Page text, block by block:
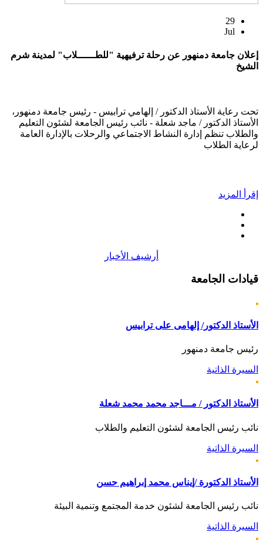
29
Jul
إعلان جامعة دمنهور عن رحلة ترفيهية "للطــــــلاب" لمدينة شرم
الشيخ
تحت رعاية الأستاذ الدكتور / إلهامي ترابيس - رئيس جامعة دمنهور،
الأستاذ الدكتور / ماجد شعلة - نائب رئيس الجامعة لشئون التعليم
والطلاب تنظم إدارة النشاط الاجتماعي والرحلات بالإدارة العامة
لرعاية الطلاب
إقرأ المزيد
أرشيف الأخبار
قيادات الجامعة
الأستاذ الدكتور/ إلهامى على ترابيس
رئيس جامعة دمنهور
السيرة الذاتية
الأستاذ الدكتور / مـــاجد محمد محمد شعلة
نائب رئيس الجامعة لشئون التعليم والطلاب
السيرة الذاتية
الأستاذ الدكتورة /إيناس محمد إبراهيم حسن
نائب رئيس الجامعة لشئون خدمة المجتمع وتنمية البيئة
السيرة الذاتية